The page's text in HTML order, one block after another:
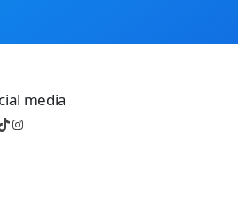
media
Instagram